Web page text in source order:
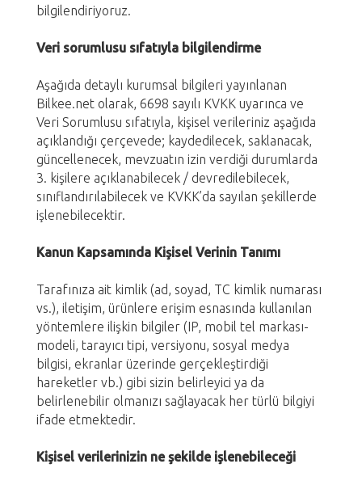
bilgilendiriyoruz.
Veri sorumlusu sıfatıyla bilgilendirme
Aşağıda detaylı kurumsal bilgileri yayınlanan
Bilkee.net olarak, 6698 sayılı KVKK uyarınca ve
Veri Sorumlusu sıfatıyla, kişisel verileriniz aşağıda
açıklandığı çerçevede; kaydedilecek, saklanacak,
güncellenecek, mevzuatın izin verdiği durumlarda
3. kişilere açıklanabilecek / devredilebilecek,
sınıflandırılabilecek ve KVKK’da sayılan şekillerde
işlenebilecektir.
Kanun Kapsamında Kişisel Verinin Tanımı
Tarafınıza ait kimlik (ad, soyad, TC kimlik numarası
vs.), iletişim, ürünlere erişim esnasında kullanılan
yöntemlere ilişkin bilgiler (IP, mobil tel markası-
modeli, tarayıcı tipi, versiyonu, sosyal medya
bilgisi, ekranlar üzerinde gerçekleştirdiği
hareketler vb.) gibi sizin belirleyici ya da
belirlenebilir olmanızı sağlayacak her türlü bilgiyi
ifade etmektedir.
Kişisel verilerinizin ne şekilde işlenebileceği